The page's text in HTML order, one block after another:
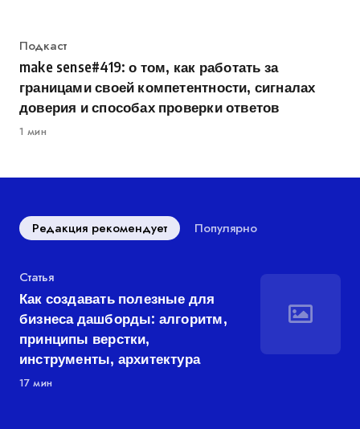
Категория
Подкаст
make sense#419: о том, как работать за
границами своей компетентности, сигналах
доверия и способах проверки ответов
1 мин
Редакция рекомендует Популярно
Категория
Статья
Как создавать полезные для
бизнеса дашборды: алгоритм,
принципы верстки,
инструменты, архитектура
17 мин